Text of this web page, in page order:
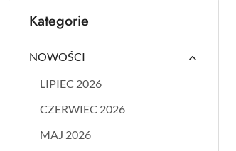
Kategorie
NOWOŚCI
LIPIEC 2026
CZERWIEC 2026
MAJ 2026